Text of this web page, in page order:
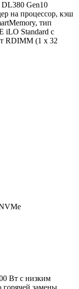
Gen10
на процессор, кэш
тип
iLO Standard с
RDIMM (1 x 32
Вт с низким